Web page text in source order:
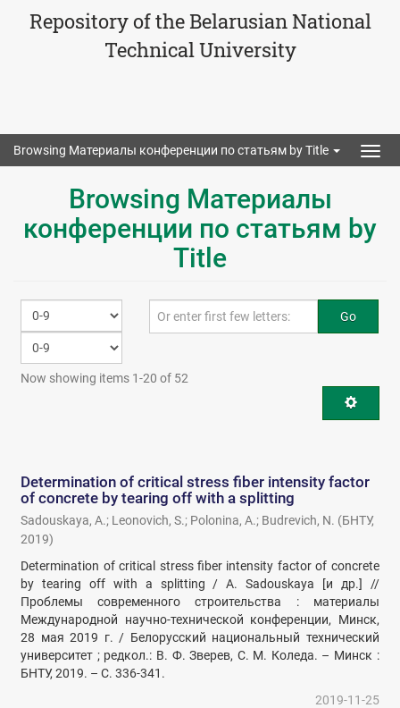
Repository of the Belarusian National
Technical University
Browsing Материалы конференции по статьям by Title
Browsing Материалы
конференции по статьям by
Title
Go
Now showing items 1-20 of 52
Determination of critical stress fiber intensity factor
of concrete by tearing off with a splitting
Sadouskaya, A.; Leonovich, S.; Polonina, A.; Budrevich, N. (БНТУ,
2019)
Determination of critical stress fiber intensity factor of concrete
by tearing off with a splitting / A. Sadouskaya [и др.] //
Проблемы современного строительства : материалы
Международной научно-технической конференции, Минск,
28 мая 2019 г. / Белорусский национальный технический
университет ; редкол.: В. Ф. Зверев, С. М. Коледа. – Минск :
БНТУ, 2019. – С. 336-341.
2019-11-25